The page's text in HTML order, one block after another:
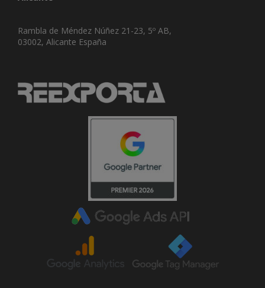
Rambla de Méndez Núñez 21-23, 5º AB,
03002, Alicante España